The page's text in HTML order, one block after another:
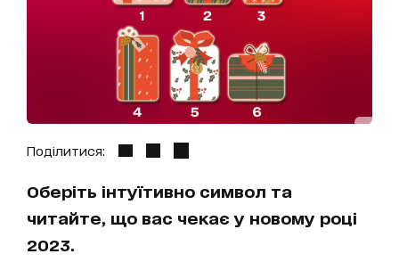
Поділитися:
Оберіть інтуїтивно символ та
читайте, що вас чекає у новому році
2023.